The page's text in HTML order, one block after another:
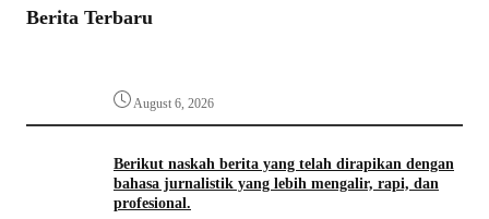
Berita Terbaru
August 6, 2026
Berikut naskah berita yang telah dirapikan dengan
bahasa jurnalistik yang lebih mengalir, rapi, dan
profesional.